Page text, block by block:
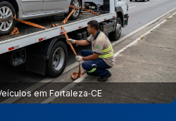
em Fortaleza‑CE